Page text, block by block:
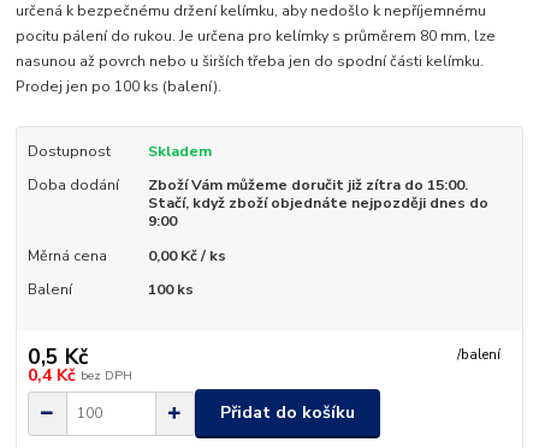
určená k bezpečnému držení kelímku, aby nedošlo k nepříjemnému
pocitu pálení do rukou. Je určena pro kelímky s průměrem 80 mm, lze
nasunou až povrch nebo u širších třeba jen do spodní části kelímku.
Prodej jen po 100 ks (balení).
Dostupnost
Skladem
Doba dodání
Zboží Vám můžeme doručit již zítra do 15:00.
Stačí, když zboží objednáte nejpozději dnes do
9:00
Měrná cena
0,00 Kč / ks
Balení
100 ks
0,5 Kč /balení
0,4 Kč bez DPH
Přidat do košíku